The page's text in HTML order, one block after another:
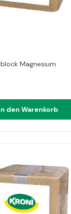
Magnesium
den Warenkorb